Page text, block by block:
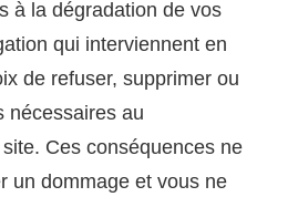
à la dégradation de vos
qui interviennent en
de refuser, supprimer ou
nécessaires au
Ces conséquences ne
un dommage et vous ne